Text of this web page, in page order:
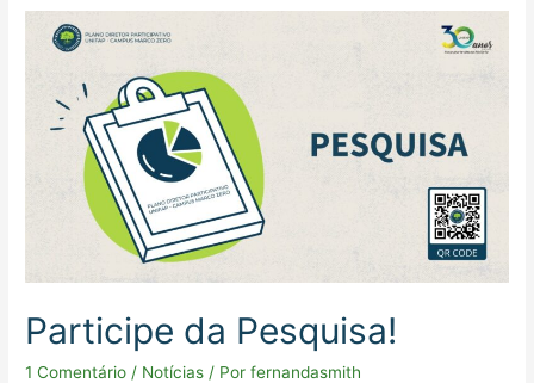
Participe da Pesquisa!
1 Comentário / Notícias / Porfernandasmith
Participe